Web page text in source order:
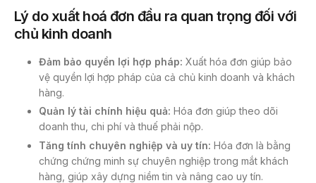
Lý do xuất hoá đơn đầu ra quan trọng đối với
chủ kinh doanh
Đảm bảo quyền lợi hợp pháp: Xuất hóa đơn giúp bảo
vệ quyền lợi hợp pháp của cả chủ kinh doanh và khách
hàng.
Quản lý tài chính hiệu quả: Hóa đơn giúp theo dõi
doanh thu, chi phí và thuế phải nộp.
Tăng tính chuyên nghiệp và uy tín: Hóa đơn là bằng
chứng chứng minh sự chuyên nghiệp trong mắt khách
hàng, giúp xây dựng niềm tin và nâng cao uy tín.